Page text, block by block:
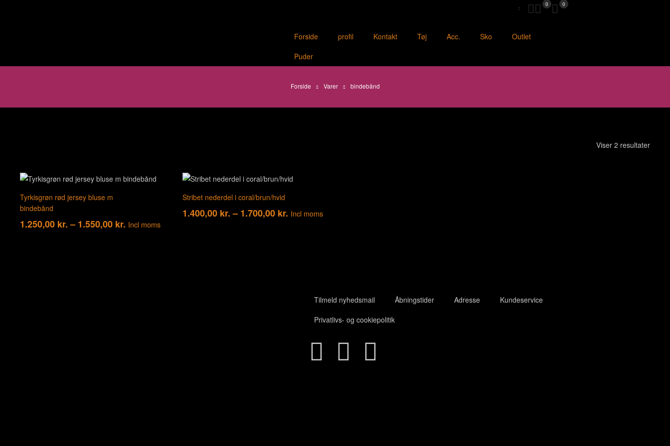
0 0
Forside profil Kontakt Tøj Acc. Sko
Outlet
Puder
Forside Varer bindebånd
Viser 2 resultater
Tyrkisgrøn rød jersey bluse m
bindebånd
1.250,00 kr. – 1.550,00 kr. Incl moms
Stribet nederdel i coral/brun/hvid
1.400,00 kr. – 1.700,00 kr. Incl moms
Tilmeld nyhedsmail Åbningstider Adresse
Kundeservice
Privatlivs- og cookiepolitik